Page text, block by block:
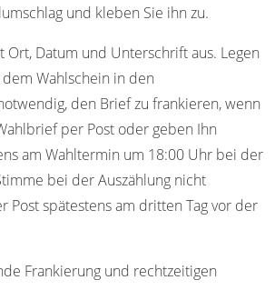
und kleben Sie ihn zu.
Ort, Datum und Unterschrift aus. Legen
Wahlschein in den
den Brief zu frankieren, wenn
per Post oder geben Ihn
am Wahltermin um 18:00 Uhr bei der
bei der Auszählung nicht
spätestens am dritten Tag vor der
Frankierung und rechtzeitigen